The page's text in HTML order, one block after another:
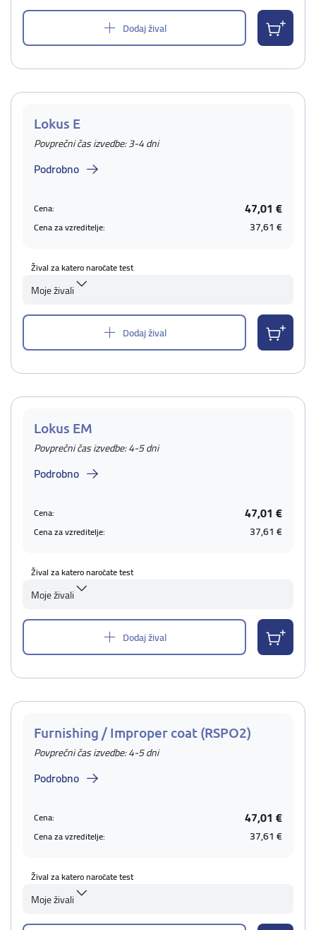
Dodaj žival
Lokus E
Povprečni čas izvedbe: 3-4 dni
Podrobno
Cena: 47,01 €
Cena za vzreditelje: 37,61 €
Žival za katero naročate test
Moje živali
Dodaj žival
Lokus EM
Povprečni čas izvedbe: 4-5 dni
Podrobno
Cena: 47,01 €
Cena za vzreditelje: 37,61 €
Žival za katero naročate test
Moje živali
Dodaj žival
Furnishing / Improper coat (RSPO2)
Povprečni čas izvedbe: 4-5 dni
Podrobno
Cena: 47,01 €
Cena za vzreditelje: 37,61 €
Žival za katero naročate test
Moje živali